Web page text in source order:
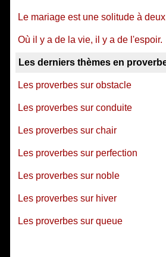
Le mariage est une solitude à
Où il y a de la vie, il y a de l'espoir.
Les derniers thèmes en
Les proverbes sur obstacle
Les proverbes sur conduite
Les proverbes sur chair
Les proverbes sur perfection
Les proverbes sur noble
Les proverbes sur hiver
Les proverbes sur queue